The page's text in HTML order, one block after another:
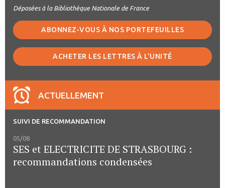
Déposées à la Bibliothèque Nationale de France
ABONNEZ-VOUS À NOS PORTEFEUILLES
ACHETER LES LETTRES À L'UNITÉ
ACTUELLEMENT
SUIVI DE RECOMMANDATION
05/08
SES et ELECTRICITE DE STRASBOURG :
recommandations condensées